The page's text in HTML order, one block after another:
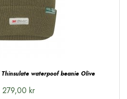
waterpoof beanie Olive
279,00 kr